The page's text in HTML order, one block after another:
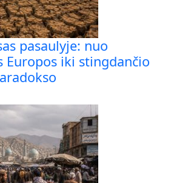
pasaulyje: nuo
Europos iki stingdančio